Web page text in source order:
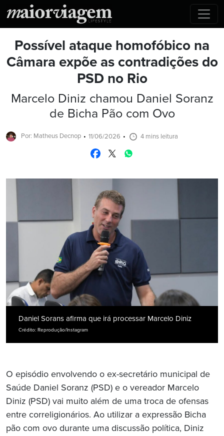
Possível ataque homofóbico na
Câmara expõe as contradições do
PSD no Rio
Marcelo Diniz chamou Daniel Soranz
de Bicha Pão com Ovo
Por: Matheus Decnop 11/06/2026 4 mins leitura
Daniel Sorans afirma que irá processar Marcelo Diniz
Crédito: Reprodução/Instagram
O episódio envolvendo o ex-secretário municipal de
Saúde Daniel Soranz (PSD) e o vereador Marcelo
Diniz (PSD) vai muito além de uma troca de ofensas
entre correligionários. Ao utilizar a expressão Bicha
pão com ovo durante uma discussão política, Diniz